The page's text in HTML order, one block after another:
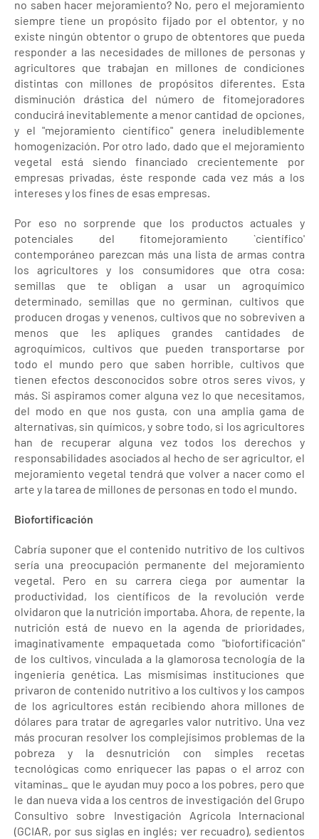
no saben hacer mejoramiento? No, pero el mejoramiento
siempre tiene un propósito fijado por el obtentor, y no
existe ningún obtentor o grupo de obtentores que pueda
responder a las necesidades de millones de personas y
agricultores que trabajan en millones de condiciones
distintas con millones de propósitos diferentes. Esta
disminución drástica del número de fitomejoradores
conducirá inevitablemente a menor cantidad de opciones,
y el "mejoramiento científico" genera ineludiblemente
homogenización. Por otro lado, dado que el mejoramiento
vegetal está siendo financiado crecientemente por
empresas privadas, éste responde cada vez más a los
intereses y los fines de esas empresas.
Por eso no sorprende que los productos actuales y
potenciales del fitomejoramiento `científico'
contemporáneo parezcan más una lista de armas contra
los agricultores y los consumidores que otra cosa:
semillas que te obligan a usar un agroquímico
determinado, semillas que no germinan, cultivos que
producen drogas y venenos, cultivos que no sobreviven a
menos que les apliques grandes cantidades de
agroquímicos, cultivos que pueden transportarse por
todo el mundo pero que saben horrible, cultivos que
tienen efectos desconocidos sobre otros seres vivos, y
más. Si aspiramos comer alguna vez lo que necesitamos,
del modo en que nos gusta, con una amplia gama de
alternativas, sin químicos, y sobre todo, si los agricultores
han de recuperar alguna vez todos los derechos y
responsabilidades asociados al hecho de ser agricultor, el
mejoramiento vegetal tendrá que volver a nacer como el
arte y la tarea de millones de personas en todo el mundo.
Biofortificación
Cabría suponer que el contenido nutritivo de los cultivos
sería una preocupación permanente del mejoramiento
vegetal. Pero en su carrera ciega por aumentar la
productividad, los científicos de la revolución verde
olvidaron que la nutrición importaba. Ahora, de repente, la
nutrición está de nuevo en la agenda de prioridades,
imaginativamente empaquetada como "biofortificación"
de los cultivos, vinculada a la glamorosa tecnología de la
ingeniería genética. Las mismísimas instituciones que
privaron de contenido nutritivo a los cultivos y los campos
de los agricultores están recibiendo ahora millones de
dólares para tratar de agregarles valor nutritivo. Una vez
más procuran resolver los complejísimos problemas de la
pobreza y la desnutrición con simples recetas
tecnológicas como enriquecer las papas o el arroz con
vitaminas_ que le ayudan muy poco a los pobres, pero que
le dan nueva vida a los centros de investigación del Grupo
Consultivo sobre Investigación Agrícola Internacional
(GCIAR, por sus siglas en inglés; ver recuadro), sedientos